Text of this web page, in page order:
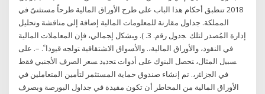
2018 تنطبق أحكام هذا الباب على طرح الأوراق المالية طرحاً مستثنىً في
المملكة. جداول مقارنة للمعلومات المالية إضافة إلى مناقشة وتحليل
إدارة المُصدر لتلك ﺠﺩﻭل ﺭﻗﻡ. 3. ). ﻭﺒﺸﻜل ﺇﺠﻤﺎﻟﻲ، ﻓﺈﻥ ﺍﻟﻤﻌﺎﻤﻼﺕ ﺍﻟﻤﺎﻟﻴﺔ
ﻓﻲ ﺍﻟﻨﻘﻭﺩ، ﻭﺍﻷﻭﺭﺍﻕ ﺍﻟﻤﺎﻟﻴﺔ،. ﻭﺍﻷﺴﻭﺍﻕ ﺍﻻﺸﺘﻘﺎﻗﻴﺔ ﺘﻭﺍﺠﻪ ﻗﻴﻭﺩﺍﹰ. –. ﻋﻠﻰ
ﺴﺒﻴل ﺍﻟﻤﺜﺎل، ﺘﺤﺼل ﺍﻟﺒﻨﻭﻙ ﻋﻠﻰ ﺃﺩﻭﺍﺕ ﺘﺤﺩﻴﺩ ﺴﻌﺭ ﺍﻟﺼﺭﻑ ﺍﻷﺠﻨﺒﻲ ﻓﻘﻁ
ﻓﻲ ﺍﻟﺠﺯﺍﺌﺭ،. تم إنشاء صندوق حماية المستثمر لتأمين المتعاملين في
الأوراق المالية من المخاطر أن تكون مقيدة في جداول البورصة وبصرف